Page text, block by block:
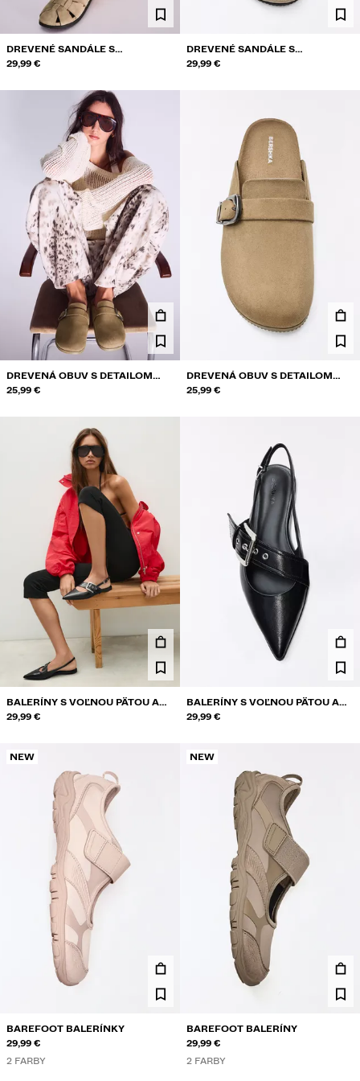
DREVENÉ SANDÁLE S
REMIENKAMI A PRACKOU
29,99 €
DREVENÉ SANDÁLE S
REMIENKAMI A PRACKOU
29,99 €
DREVENÁ OBUV S DETAILOM
PRACKY
25,99 €
DREVENÁ OBUV S DETAILOM
PRACKY
25,99 €
BALERÍNY S VOĽNOU PÄTOU A
PRACKOU
29,99 €
BALERÍNY S VOĽNOU PÄTOU A
PRACKOU
29,99 €
NEW
BAREFOOT BALERÍNKY
29,99 €
2 FARBY
NEW
BAREFOOT BALERÍNY
29,99 €
2 FARBY